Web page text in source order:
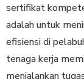
sertifikat
adalah untuk
efisiensi di
tenaga kerja
menjalankan